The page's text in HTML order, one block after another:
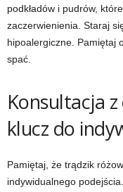
podkładów i pudrów,
zaczerwienienia. Staraj
hipoalergiczne. Pamiętaj
spać.
Konsultacja
klucz do
Pamiętaj, że trądzik
indywidualnego